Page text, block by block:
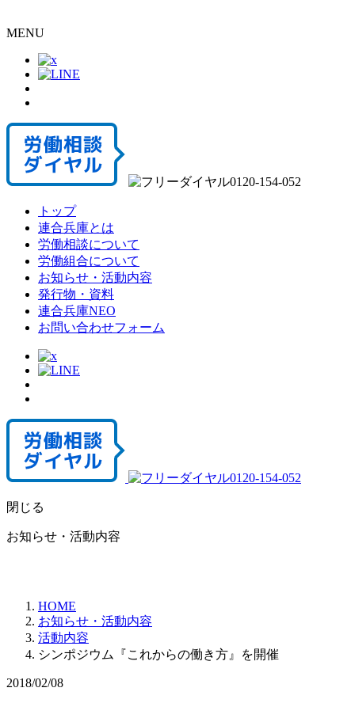
MENU
トップ
連合兵庫とは
労働相談について
労働組合について
お知らせ・活動内容
発行物・資料
連合兵庫NEO
お問い合わせフォーム
閉じる
お知らせ・活動内容
HOME
お知らせ・活動内容
活動内容
シンポジウム『これからの働き方』を開催
2018/02/08